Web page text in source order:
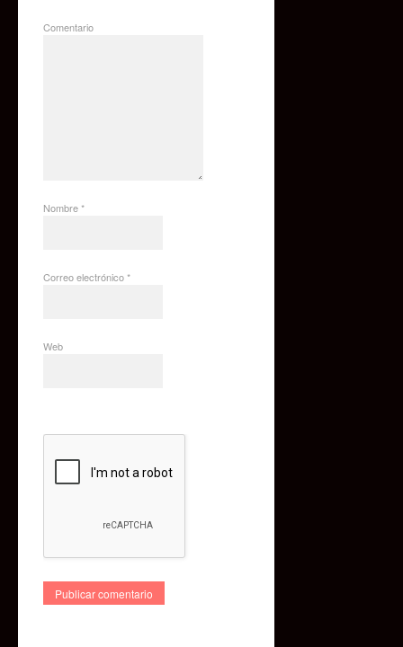
Comentario
Nombre*
Correo electrónico*
Web